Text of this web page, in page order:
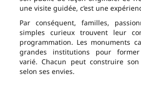
une visite guidée, c’est une
Par conséquent, familles,
simples curieux trouvent leur
programmation. Les monuments
grandes institutions pour
varié. Chacun peut construire
selon ses envies.